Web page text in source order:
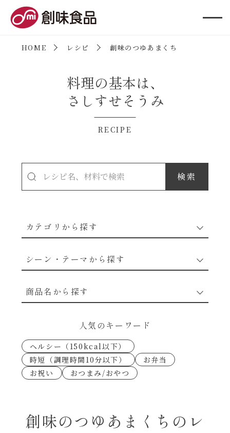
HOME レシピ 創味のつゆあまくち
料理の基本は、
さしすせそうみ
RECIPE
カテゴリから探す
穀物類のレシピ
シーン・テーマから探す
なんでも南蛮
考えるな、二代目で炒めろ！～○○の炒め物
朝シャン（ごはん派）
商品名から探す
あえるハコネーゼトマトバジル
あえるハコネーゼ高菜
人気のキーワード
ヘルシー（150kcal以下）
時短（調理時間10分以下）
お弁当
お祝い
おつまみ/おやつ
創味のつゆあまくちのレ